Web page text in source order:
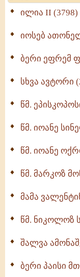
Wisdomge (514)
ქადაგებანი
სულიერი
ნაწილი II (369)
ილია II (3798)
იოსებ
ბერი ეფრემ
სხვა ავტორი
წმ.
წმ. იოანე
წმ. იოანე
წმ. მარკოზ
მამა
წმ. ნიკოლოზ
შალვა
ბერი პაისი